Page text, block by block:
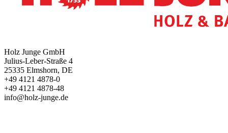
Holz Junge GmbH
Julius-Leber-Straße 4
25335 Elmshorn, DE
+49 4121 4878-0
+49 4121 4878-48
info@holz-junge.de